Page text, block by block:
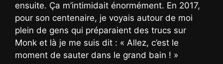
ensuite. Ça m’intimidait énormément. En 2017,
pour son centenaire, je voyais autour de moi
plein de gens qui préparaient des trucs sur
Monk et là je me suis dit : « Allez, c’est le
moment de sauter dans le grand bain ! »